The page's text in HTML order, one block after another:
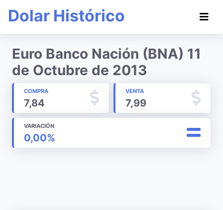
Dolar Histórico
Euro Banco Nación (BNA) 11
de Octubre de 2013
COMPRA
7,84
VENTA
7,99
VARIACIÓN
0,00%